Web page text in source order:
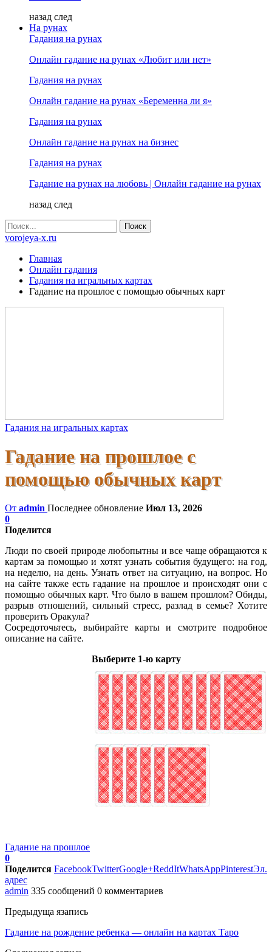
назад след
На рунах
Гадания на рунах
Онлайн гадание на рунах «Любит или нет»
Гадания на рунах
Онлайн гадание на рунах «Беременна ли я»
Гадания на рунах
Онлайн гадание на рунах на бизнес
Гадания на рунах
Гадание на рунах на любовь | Онлайн гадание на рунах
назад след
vorojeya-x.ru
Главная
Онлайн гадания
Гадания на игральных картах
Гадание на прошлое с помощью обычных карт
Гадания на игральных картах
Гадание на прошлое с
помощью обычных карт
От admin Последнее обновление Июл 13, 2026
0
Поделится
Люди по своей природе любопытны и все чаще обращаются к
картам за помощью и хотят узнать события будущего: на год,
на неделю, на день. Узнать ответ на ситуацию, на вопрос. Но
на сайте также есть гадание на прошлое и происходят они с
помощью обычных карт. Что было в вашем прошлом? Обиды,
разрыв отношений, сильный стресс, разлад в семье? Хотите
проверить Оракула?
Сосредоточьтесь, выбирайте карты и смотрите подробное
описание на сайте.
Выберите 1-ю карту
Гадание на прошлое
0
Поделится FacebookTwitterGoogle+ReddItWhatsAppPinterestЭл.
адрес
admin 335 сообщений 0 комментариев
Предыдуща язапись
Гадание на рождение ребенка — онлайн на картах Таро